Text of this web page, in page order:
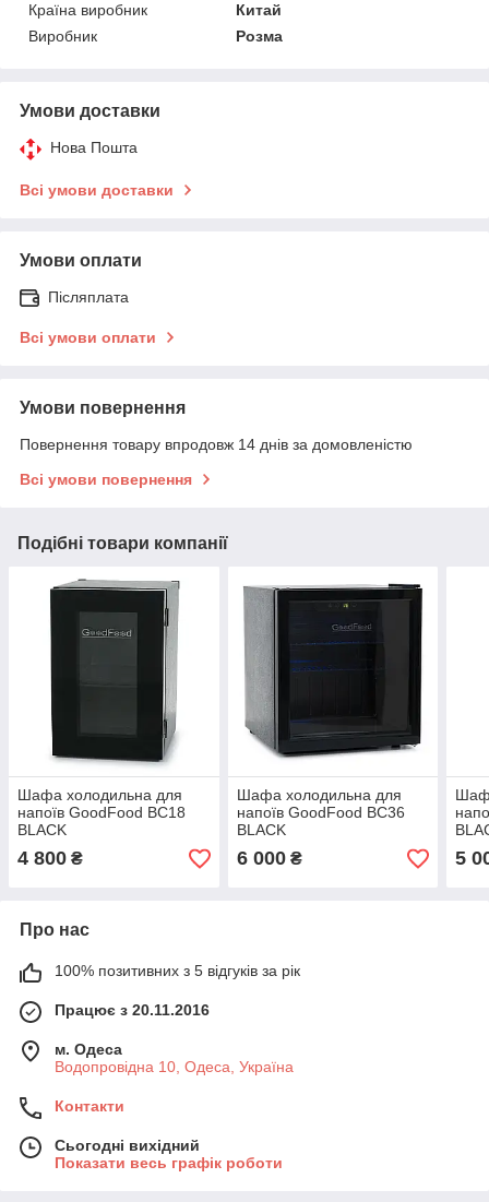
Країна виробник
Китай
Виробник
Розма
Умови доставки
Нова Пошта
Всі умови доставки
Умови оплати
Післяплата
Всі умови оплати
Умови повернення
Повернення товару впродовж 14 днів за домовленістю
Всі умови повернення
Подібні товари компанії
Шафа холодильна для
напоїв GoodFood BC18
BLACK
4 800 ₴
Шафа холодильна для
напоїв GoodFood BC36
BLACK
6 000₴ 5
Про нас
100% позитивних з 5 відгуків за рік
Працює з 20.11.2016
м. Одеса
Водопровідна 10, Одеса, Україна
Контакти
Сьогодні вихідний
Показати весь графік роботи